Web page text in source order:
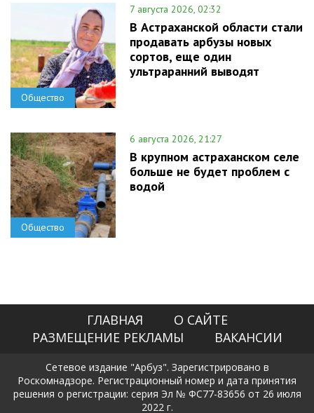
Общество
7 августа 2026, 02:32
В Астраханской области стали
продавать арбузы новых
сортов, еще один
ультраранний выводят
Общество
6 августа 2026, 21:27
В крупном астраханском селе
больше не будет проблем с
водой
ГЛАВНАЯ
О САЙТЕ
РАЗМЕЩЕНИЕ РЕКЛАМЫ
ВАКАНСИИ
Сетевое издание "Арбуз". Зарегистрировано в
Роскомнадзоре. Регистрационный номер и дата принятия
решения о регистрации: серия Эл № ФС77-83656 от 26 июля
2022 г.